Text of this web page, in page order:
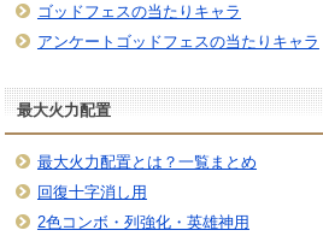
ゴッドフェスの当たりキャラ
アンケートゴッドフェスの当たりキャラ
最大火力配置
最大火力配置とは？一覧まとめ
回復十字消し用
2色コンボ・列強化・英雄神用